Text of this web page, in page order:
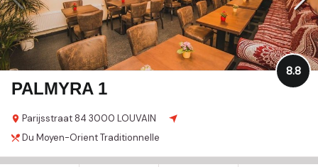
PALMYRA 1
Parijsstraat 84 3000 LOUVAIN
8.8
Du Moyen-OrientTraditionnelle